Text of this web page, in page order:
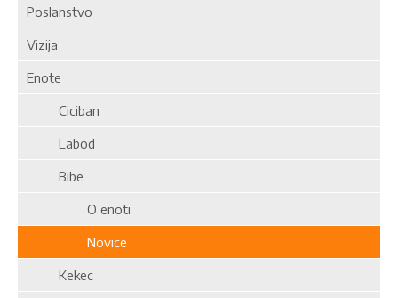
Poslanstvo
Vizija
Enote
Ciciban
Labod
Bibe
O enoti
Novice
Kekec